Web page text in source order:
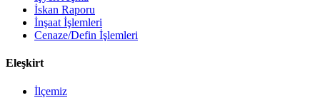
İskan Raporu
İnşaat İşlemleri
Cenaze/Defin İşlemleri
Eleşkirt
İlçemiz